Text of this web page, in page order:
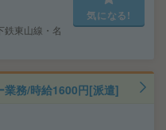
東山線・名
気になる!
業務/時給1600円[派遣]